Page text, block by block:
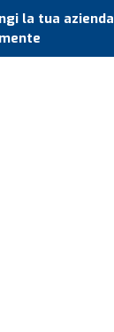
la tua azienda